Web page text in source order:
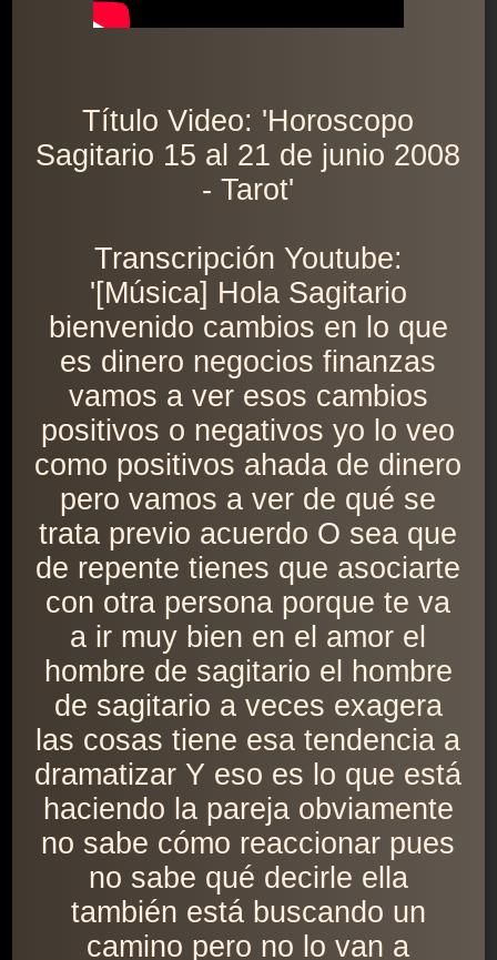
Título Video: 'Horoscopo
Sagitario 15 al 21 de junio 2008
- Tarot'
Transcripción Youtube:
'[Música] Hola Sagitario
bienvenido cambios en lo que
es dinero negocios finanzas
vamos a ver esos cambios
positivos o negativos yo lo veo
como positivos ahada de dinero
pero vamos a ver de qué se
trata previo acuerdo O sea que
de repente tienes que asociarte
con otra persona porque te va
a ir muy bien en el amor el
hombre de sagitario el hombre
de sagitario a veces exagera
las cosas tiene esa tendencia a
dramatizar Y eso es lo que está
haciendo la pareja obviamente
no sabe cómo reaccionar pues
no sabe qué decirle ella
también está buscando un
camino pero no lo van a